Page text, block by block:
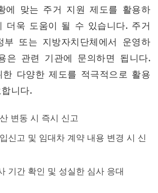
에 맞는 주거 지원 제도를 활용하
더욱 도움이 될 수 있습니다. 주거
부 또는 지방자치단체에서 운영하
은 관련 기관에 문의하면 됩니다.
다양한 제도를 적극적으로 활용
니다.
변동 시 즉시 신고
신고 및 임대차 계약 내용 변경 시 신
기간 확인 및 성실한 심사 응대